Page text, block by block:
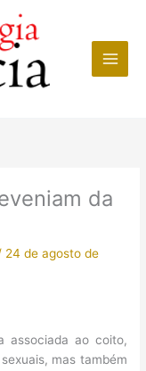
da
24 de agosto de
associada ao coito,
mas também